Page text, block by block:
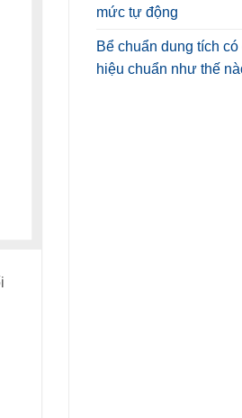
mức tự động
Bể chuẩn dung tích có
hiệu chuẩn như thế